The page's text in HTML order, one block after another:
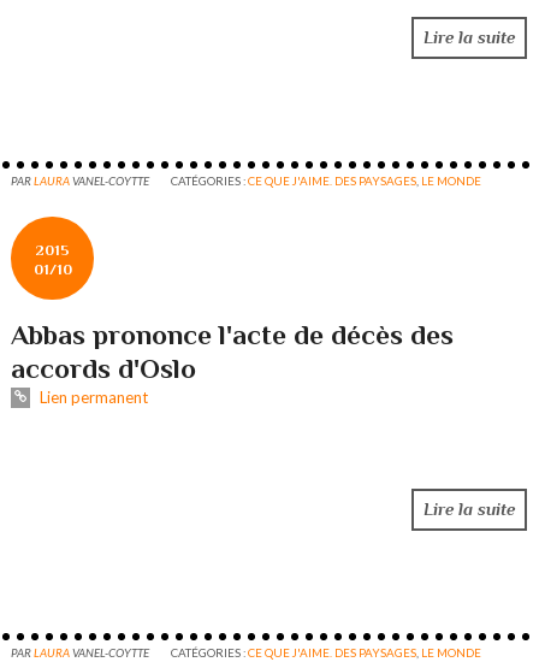
Lire la suite
PARLAURAVANEL-COYTTE CATÉGORIES :CE QUE J'AIME. DES PAYSAGES LE MONDE
2015
01/10
Abbas prononce l'acte de décès des
accords d'Oslo
Lien permanent
Lire la suite
PARLAURAVANEL-COYTTE CATÉGORIES :CE QUE J'AIME. DES PAYSAGES LE MONDE